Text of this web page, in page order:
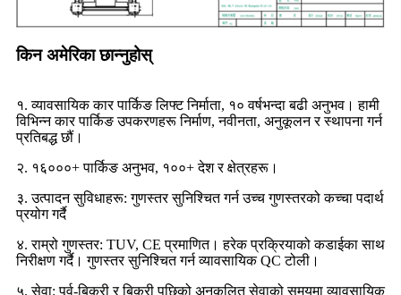
किन अमेरिका छान्नुहोस्
१. व्यावसायिक कार पार्किङ लिफ्ट निर्माता, १० वर्षभन्दा बढी अनुभव। हामी
विभिन्न कार पार्किङ उपकरणहरू निर्माण, नवीनता, अनुकूलन र स्थापना गर्न
प्रतिबद्ध छौं।
२. १६०००+ पार्किङ अनुभव, १००+ देश र क्षेत्रहरू।
३. उत्पादन सुविधाहरू: गुणस्तर सुनिश्चित गर्न उच्च गुणस्तरको कच्चा पदार्थ
प्रयोग गर्दै
४. राम्रो गुणस्तर: TUV, CE प्रमाणित। हरेक प्रक्रियाको कडाईका साथ
निरीक्षण गर्दै। गुणस्तर सुनिश्चित गर्न व्यावसायिक QC टोली।
५. सेवा: पूर्व-बिक्री र बिक्री पछिको अनुकूलित सेवाको समयमा व्यावसायिक